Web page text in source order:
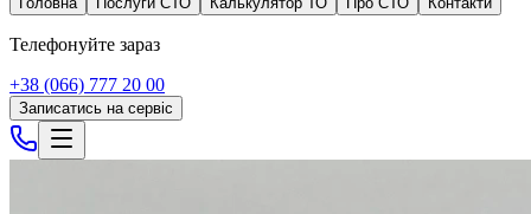
Телефонуйте зараз
+38 (066) 777 20 00
Записатись на сервіс